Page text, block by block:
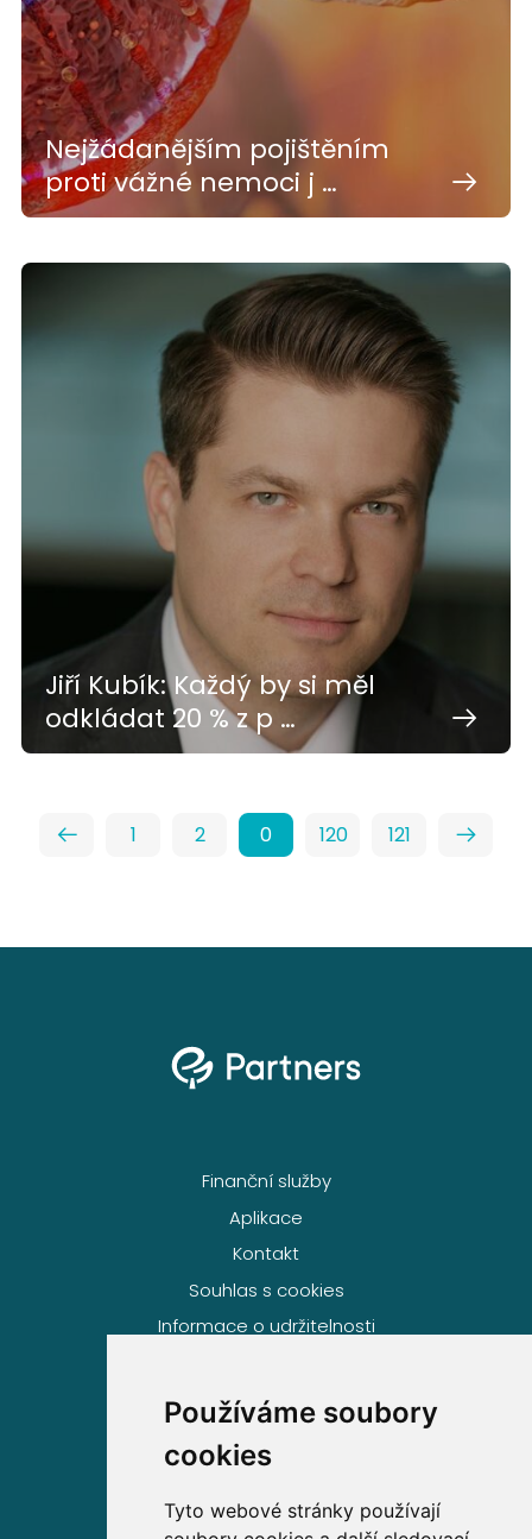
Používáme soubory
cookies
Tyto webové stránky používají
Nejžádanějším pojištěním
proti vážné nemoci j …
Jiří Kubík: Každý by si měl
odkládat 20 % z p …
1 2 0 120 121
Finanční služby
Aplikace
Kontakt
Souhlas s cookies
Informace o udržitelnosti
Volejte zdarma na
800 63 63 63